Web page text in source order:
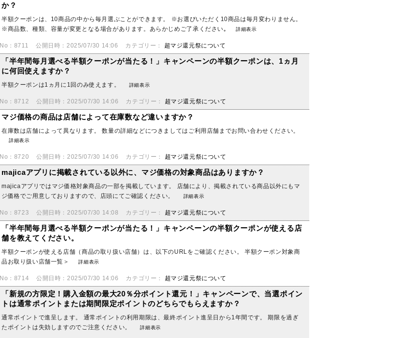
か？
半額クーポンは、10商品の中から毎月選ぶことができます。 ※お選びいただく10商品は毎月変わりません。
※商品数、種類、容量が変更となる場合があります。あらかじめご了承ください｡
詳細表示
No：8711 公開日時：2025/07/30 14:06 カテゴリー： 超マジ還元祭について
「半年間毎月選べる半額クーポンが当たる！」キャンペーンの半額クーポンは、1ヵ月
に何回使えますか？
半額クーポンは1ヵ月に1回のみ使えます。 詳細表示
No：8712 公開日時：2025/07/30 14:06 カテゴリー： 超マジ還元祭について
マジ価格の商品は店舗によって在庫数など違いますか？
在庫数は店舗によって異なります。 数量の詳細などにつきましてはご利用店舗までお問い合わせください。
詳細表示
No：8720 公開日時：2025/07/30 14:06 カテゴリー： 超マジ還元祭について
majicaアプリに掲載されている以外に、マジ価格の対象商品はありますか？
majicaアプリではマジ価格対象商品の一部を掲載しています。 店舗により、掲載されている商品以外にもマ
ジ価格でご用意しておりますので、店頭にてご確認ください。
詳細表示
No：8723 公開日時：2025/07/30 14:08 カテゴリー： 超マジ還元祭について
「半年間毎月選べる半額クーポンが当たる！」キャンペーンの半額クーポンが使える店
舗を教えてください。
半額クーポンが使える店舗（商品の取り扱い店舗）は、以下のURLをご確認ください。 半額クーポン対象商
品お取り扱い店舗一覧＞
詳細表示
No：8714 公開日時：2025/07/30 14:06 カテゴリー： 超マジ還元祭について
「新規の方限定！購入金額の最大20％分ポイント還元！」キャンペーンで、当選ポイン
トは通常ポイントまたは期間限定ポイントのどちらでもらえますか？
通常ポイントで進呈します。 通常ポイントの利用期限は、最終ポイント進呈日から1年間です。 期限を過ぎ
たポイントは失効しますのでご注意ください。
詳細表示